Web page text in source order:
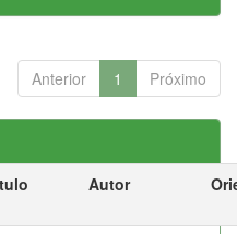
Anterior 1 Próximo
Autor